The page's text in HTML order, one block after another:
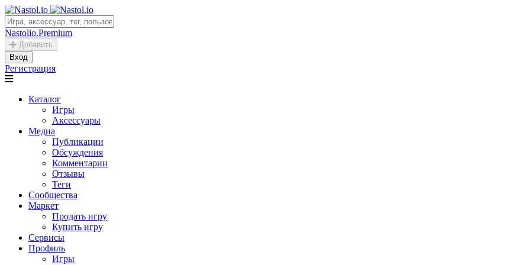
Nastolio.Premium
Добавить
Вход
Регистрация
Каталог
Игры
Аксессуары
Медиа
Публикации
Обсуждения
Комментарии
Отзывы
Теги
Сообщества
Маркет
Продать игру
Купить игру
Сервисы
Профиль
Игры